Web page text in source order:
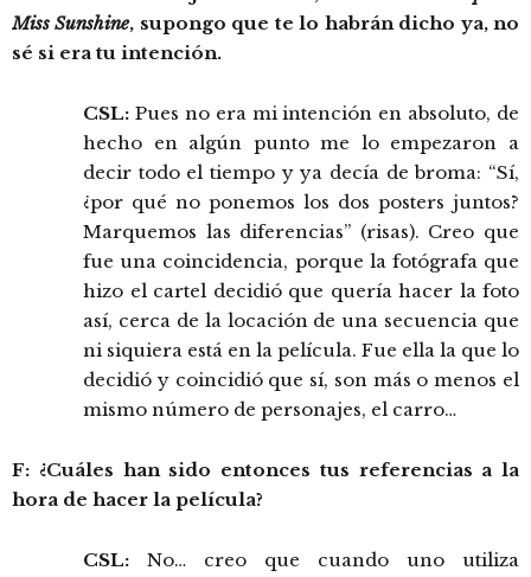
Miss Sunshine, supongo que te lo habrán dicho ya, no
sé si era tu intención.
CSL: Pues no era mi intención en absoluto, de
hecho en algún punto me lo empezaron a
decir todo el tiempo y ya decía de broma: “Sí,
¿por qué no ponemos los dos posters juntos?
Marquemos las diferencias” (risas). Creo que
fue una coincidencia, porque la fotógrafa que
hizo el cartel decidió que quería hacer la foto
así, cerca de la locación de una secuencia que
ni siquiera está en la película. Fue ella la que lo
decidió y coincidió que sí, son más o menos el
mismo número de personajes, el carro…
F: ¿Cuáles han sido entonces tus referencias a la
hora de hacer la película?
CSL: No… creo que cuando uno utiliza